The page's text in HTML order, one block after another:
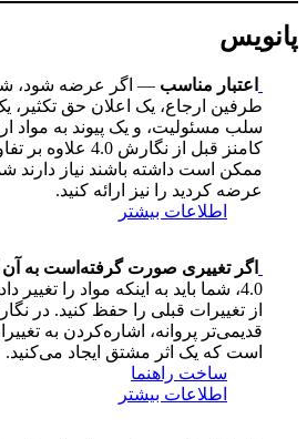
پانویس
اعتبار مناسب — اگر عرضه شود، شما
طرفین ارجاع، یک اعلان حق تکثیر،
سلب مسئولیت، و یک پیوند به مواد
کامنز قبل از
ممکن است داشته باشند نیاز دارند
عرضه کردید را نیز ارائه کنید.
اطلاعات بیشتر
اگر تغییری صورت گرفته‌است به آن
4.0، شما باید به اینکه مواد را
قدیمی‌تر پروانه، اشاره‌کردن به
است که یک اثر مشتق ایجاد می‌کنید.
ساخت راهنما
اطلاعات بیشتر